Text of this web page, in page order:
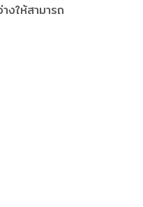
งให้สามารถ